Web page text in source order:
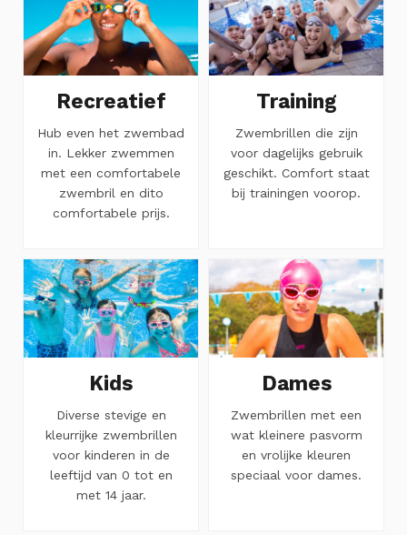
Recreatief
Hub even het zwembad
in. Lekker zwemmen
met een comfortabele
zwembril en dito
comfortabele prijs.
Training
Zwembrillen die zijn
voor dagelijks gebruik
geschikt. Comfort staat
bij trainingen voorop.
Kids
Diverse stevige en
kleurrijke zwembrillen
voor kinderen in de
leeftijd van 0 tot en
met 14 jaar.
Dames
Zwembrillen met een
wat kleinere pasvorm
en vrolijke kleuren
speciaal voor dames.